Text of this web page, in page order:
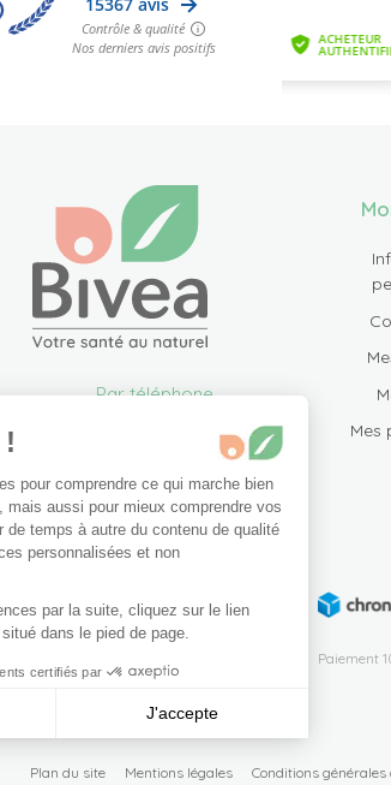
Par téléphone
info@bivea.com
6 rue du Solarium
33170 Gradignan
France Métropolitaine
Nous contacter
Mes
Paiement
Plan du site Mentions légales Conditions générales
pour comprendre ce qui marche bien
mais aussi pour mieux comprendre vos
de temps à autre du contenu de qualité
personnalisées et non
par la suite, cliquez sur le lien
dans le pied de page.
certifiés par
J'accepte